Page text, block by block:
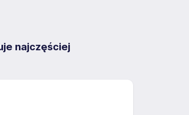
najczęściej